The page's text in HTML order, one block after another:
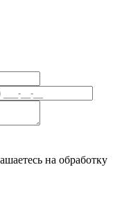
на обработку